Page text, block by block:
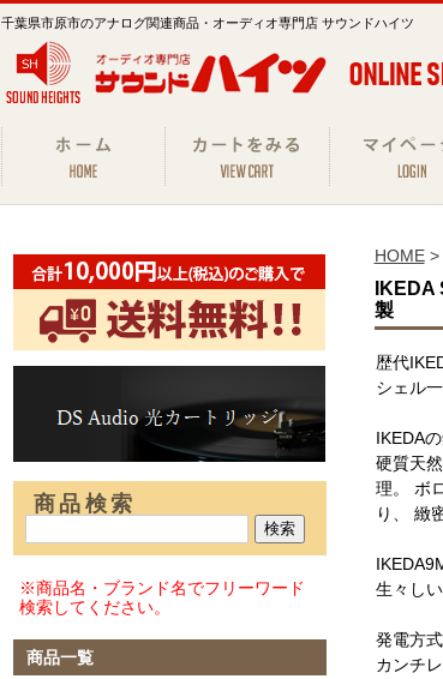
千葉県市原市のアナログ関連商品・オーディオ専門店 サウンドハイツ
商品検索
※商品名・ブランド名でフリーワード
検索してください。
商品一覧
HOME>
製
歴代
シェル
IKEDA
硬質天
理。 ボ
り、 緻
生々し
発電方
カンチ